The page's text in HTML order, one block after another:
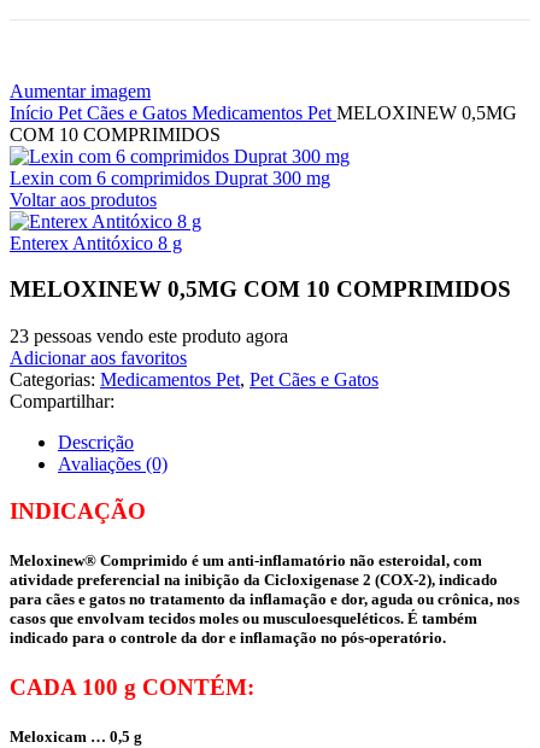
Aumentar imagem
Início Pet Cães e Gatos Medicamentos Pet MELOXINEW 0,5MG
COM 10 COMPRIMIDOS
Lexin com 6 comprimidos Duprat 300 mg
Voltar aos produtos
Enterex Antitóxico 8 g
MELOXINEW 0,5MG COM 10 COMPRIMIDOS
23 pessoas vendo este produto agora
Adicionar aos favoritos
Categorias: Medicamentos Pet, Pet Cães e Gatos
Compartilhar:
Descrição
Avaliações (0)
INDICAÇÃO
Meloxinew® Comprimido é um anti-inflamatório não esteroidal, com
atividade preferencial na inibição da Cicloxigenase 2 (COX-2), indicado
para cães e gatos no tratamento da inflamação e dor, aguda ou crônica, nos
casos que envolvam tecidos moles ou musculoesqueléticos. É também
indicado para o controle da dor e inflamação no pós-operatório.
CADA 100 g CONTÉM:
Meloxicam … 0,5 g